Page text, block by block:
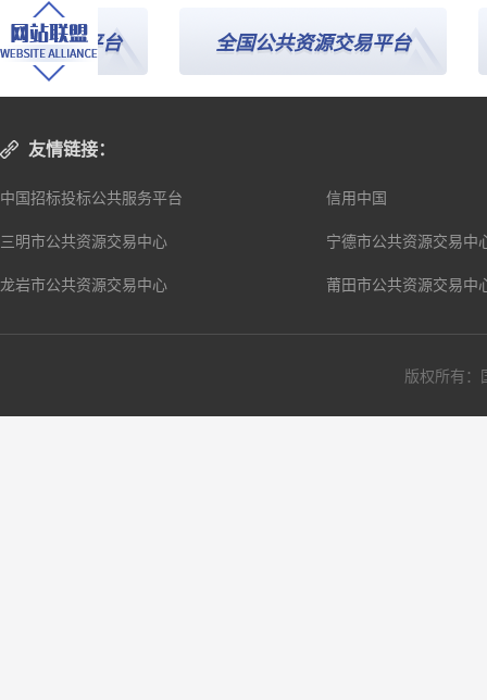
服务平台 全国公共资源交易平台
友情链接：
中国招标投标公共服务平台
信用中国
三明市公共资源交易中心
宁德市公共资源交易中
龙岩市公共资源交易中心
莆田市公共资源交易中
版权所有：